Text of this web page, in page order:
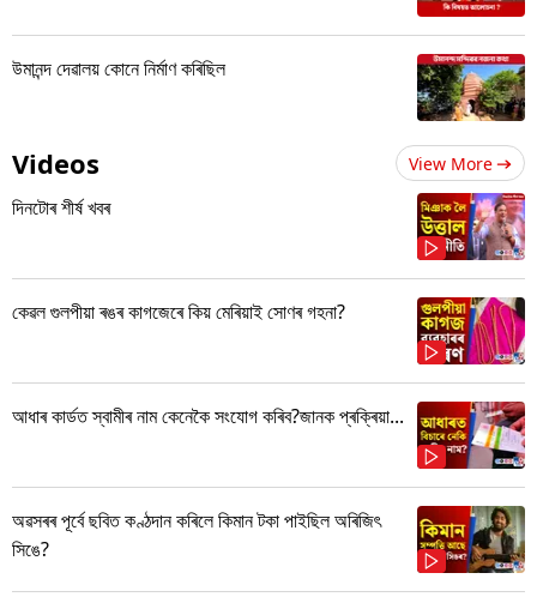
উমানন্দ দেৱালয় কোনে নিৰ্মাণ কৰিছিল
Videos View More
দিনটোৰ শীৰ্ষ খবৰ
কেৱল গুলপীয়া ৰঙৰ কাগজেৰে কিয় মেৰিয়াই সোণৰ গহনা?
আধাৰ কাৰ্ডত স্বামীৰ নাম কেনেকৈ সংযোগ কৰিব?জানক প্ৰক্ৰিয়া...
অৱসৰৰ পূৰ্বে ছবিত কণ্ঠদান কৰিলে কিমান টকা পাইছিল অৰিজিৎ
সিঙে?